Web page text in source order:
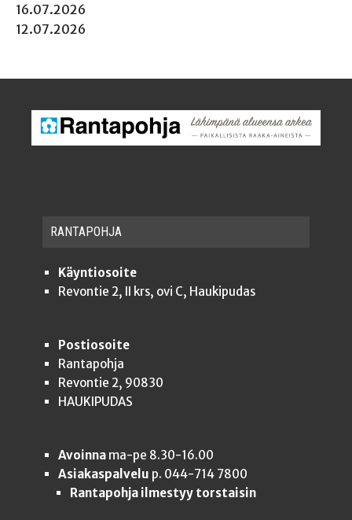
16.07.2026
12.07.2026
RAN­TA­POH­JA
Käyntiosoite
Revontie 2, II krs, ovi C, Haukipudas
Postiosoite
Rantapohja
Revontie 2, 90830
HAUKIPUDAS
Avoinnama-pe 8.30-16.00
Asiakaspalvelu p. 044-714 7800
Rantapohja ilmestyy torstaisin